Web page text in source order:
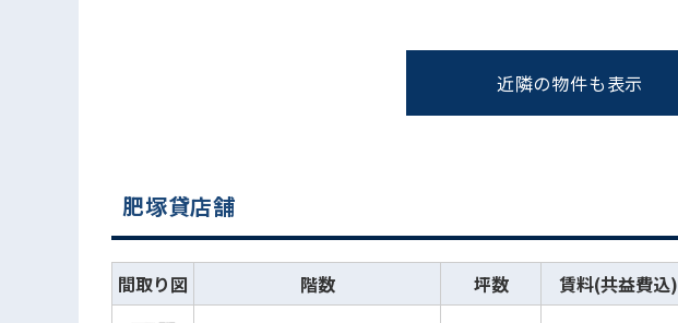
近隣の物件も表示
肥塚貸店舗
間取り図 階数 坪数 賃料(共益費込)